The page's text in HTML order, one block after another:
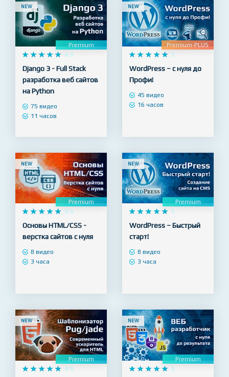
NEW
Premium
    
     4.9
Django 3 - Full Stack
разработка веб сайтов
на Python
NEW
Premium-PLUS
  
  
WordPress – с нуля до
Профи!
NEW
    
     4.9
Основы HTML/CSS -
верстка сайтов с нуля
NEW
Premium
  
  
WordPress – Быстрый
старт!
NEW NEW